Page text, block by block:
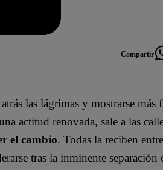
Compartir
las lágrimas y mostrarse más
actitud renovada, sale a las
el cambio. Todas la reciben
tras la inminente separación